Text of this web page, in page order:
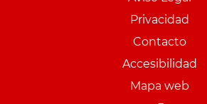
Privacidad
Contacto
Accesibilidad
Mapa web